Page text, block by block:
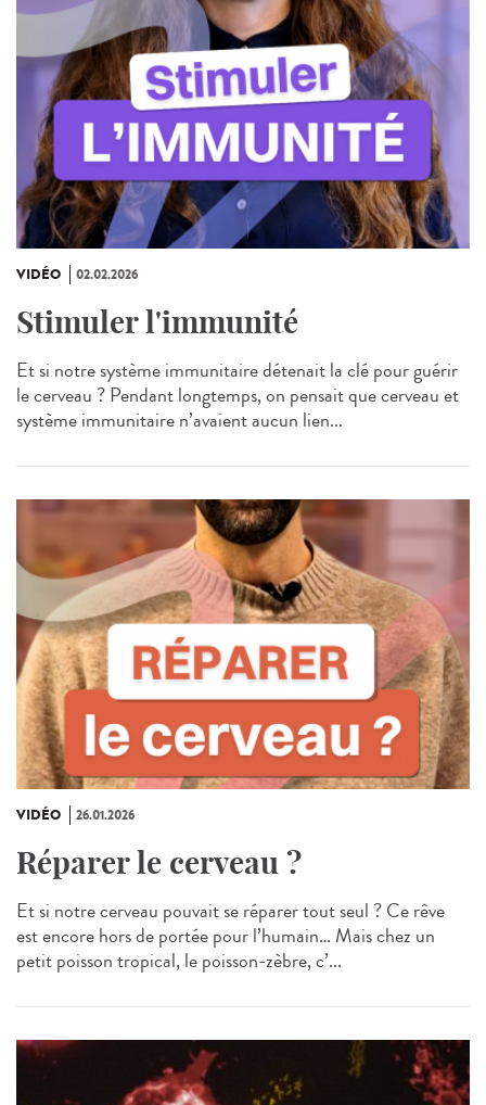
VIDÉO 02.02.2026
Stimuler l'immunité
Et si notre système immunitaire détenait la clé pour guérir
le cerveau ? Pendant longtemps, on pensait que cerveau et
système immunitaire n’avaient aucun lien...
VIDÉO 26.01.2026
Réparer le cerveau ?
Et si notre cerveau pouvait se réparer tout seul ? Ce rêve
est encore hors de portée pour l’humain… Mais chez un
petit poisson tropical, le poisson‑zèbre, c’...